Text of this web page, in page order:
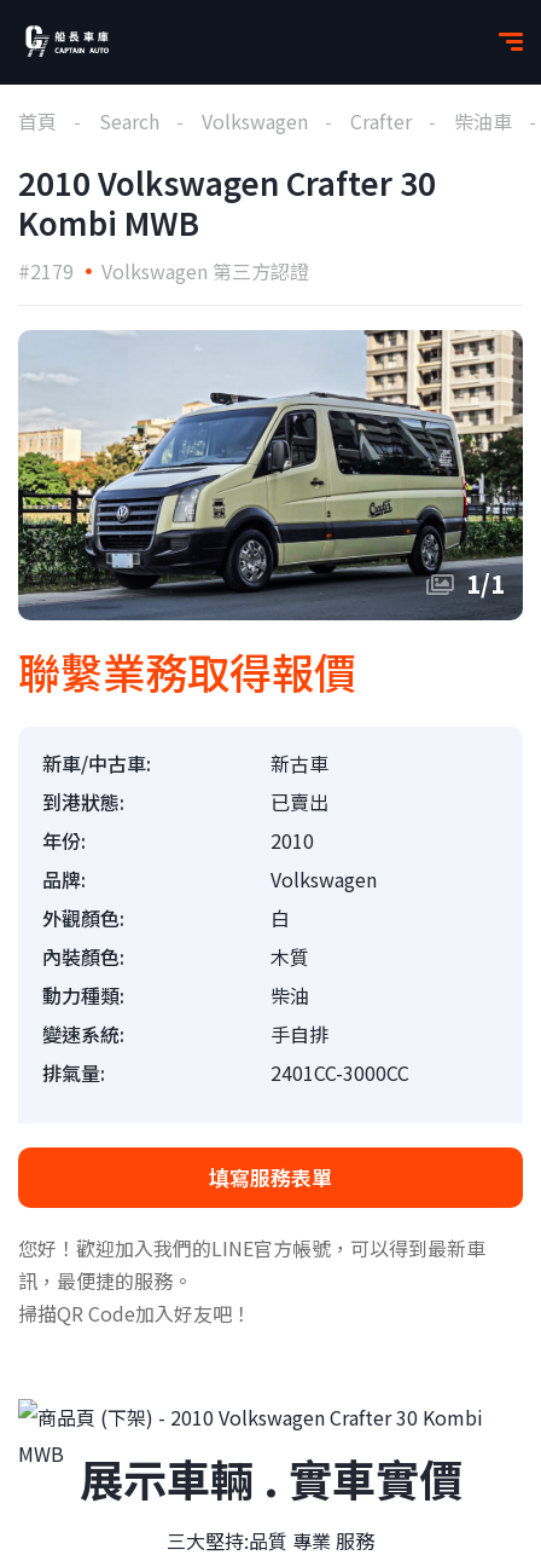
首頁 Search Volkswagen Crafter 柴油車
2010 Volkswagen Crafter 30
Kombi MWB
#2179 Volkswagen 第三方認證
1/1
聯繫業務取得報價
新車/中古車:
新古車
到港狀態:
已賣出
年份:
2010
品牌:
Volkswagen
外觀顏色:
白
內裝顏色:
木質
動力種類:
柴油
變速系統:
手自排
排氣量:
2401CC-3000CC
填寫服務表單
您好！歡迎加入我們的LINE官方帳號，可以得到最新車
訊，最便捷的服務。
掃描QR Code加入好友吧！
展示車輛 . 實車實價
三大堅持:品質 專業 服務